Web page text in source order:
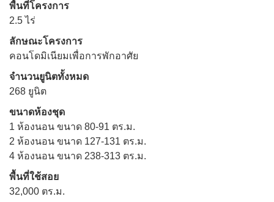
พื้นที่โครงการ
2.5 ไร่
ลักษณะโครงการ
คอนโดมิเนียมเพื่อการพักอาศัย
จำนวนยูนิตทั้งหมด
268 ยูนิต
ขนาดห้องชุด
1 ห้องนอน ขนาด 80-91 ตร.ม.
2 ห้องนอน ขนาด 127-131 ตร.ม.
4 ห้องนอน ขนาด 238-313 ตร.ม.
พื้นที่ใช้สอย
32,000 ตร.ม.